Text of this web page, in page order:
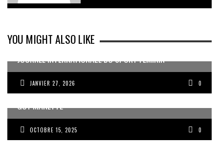
YOU MIGHT ALSO LIKE
JOURNÉE INTERNATIONALE DU SPORT FÉMININ
JANVIER 27, 2026 0
MISE EN RETRAIT DE JEAN DARTRON ET NOMINATION DE
GUY MANETTE
OCTOBRE 15, 2025 0